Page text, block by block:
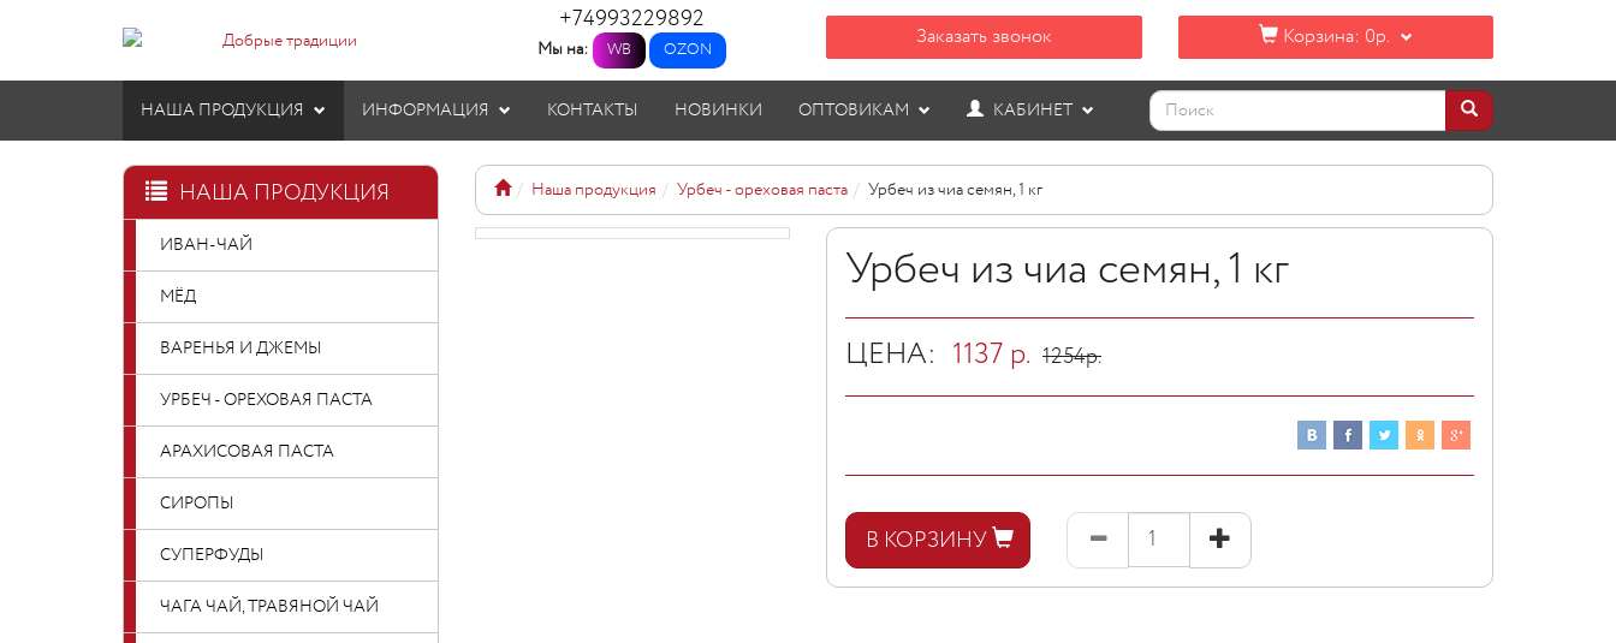
+74993229892
Мы на: WB OZON Заказать звонок Корзина: 0р.
НАША ПРОДУКЦИЯ ИНФОРМАЦИЯ КОНТАКТЫ НОВИНКИ ОПТОВИКАМ КАБИНЕТ
НАША ПРОДУКЦИЯ
ИВАН-ЧАЙ
МЁД
ВАРЕНЬЯ И ДЖЕМЫ
УРБЕЧ - ОРЕХОВАЯ ПАСТА
АРАХИСОВАЯ ПАСТА
СИРОПЫ
СУПЕРФУДЫ
ЧАГА ЧАЙ, ТРАВЯНОЙ ЧАЙ
Наша продукция Урбеч - ореховая паста Урбеч из чиа семян, 1 кг
Урбеч из чиа семян, 1 кг
ЦЕНА: 1137 р. 1254р.
В КОРЗИНУ